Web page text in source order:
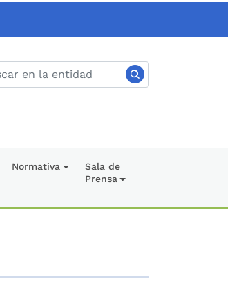
Normativa
Sala de
Prensa